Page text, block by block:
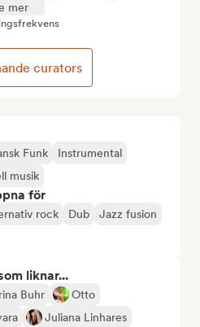
Funk
Instrumental
musik
för
rock Dub
Jazz fusion
liknar...
Buhr
Otto
Juliana Linhares
mer
curators